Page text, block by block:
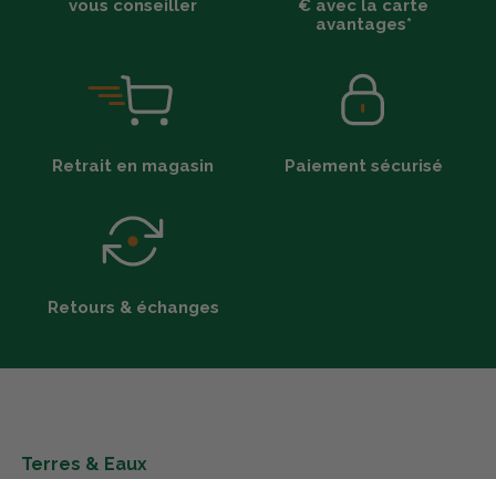
vous conseiller
€ avec la carte
avantages*
Retrait en magasin Paiement sécurisé
Retours & échanges
Terres & Eaux